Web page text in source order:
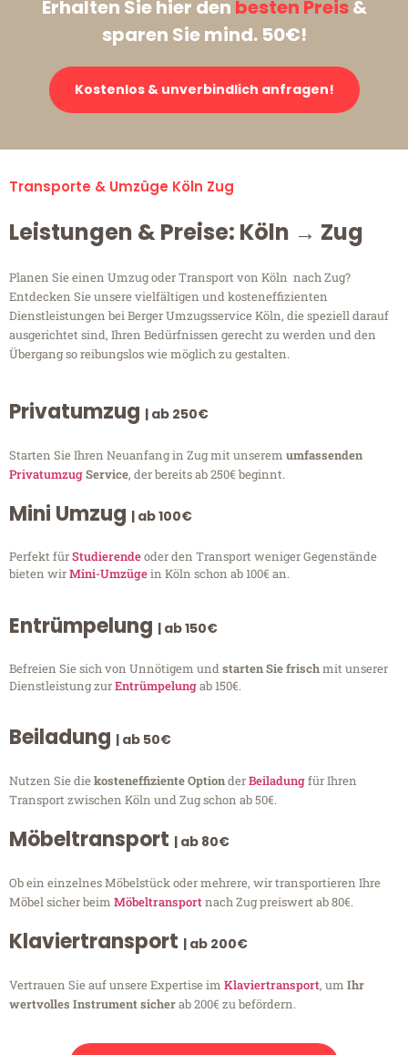
Erhalten Sie hier den besten Preis&
sparen Sie mind. 50€!
Kostenlos & unverbindlich anfragen!
Transporte & Umzüge Köln Zug
Leistungen & Preise: Köln → Zug
Planen Sie einen Umzug oder Transport von Köln nach Zug?
Entdecken Sie unsere vielfältigen und kosteneffizienten
Dienstleistungen bei Berger Umzugsservice Köln, die speziell darauf
ausgerichtet sind, Ihren Bedürfnissen gerecht zu werden und den
Übergang so reibungslos wie möglich zu gestalten.
Privatumzug | ab 250€
Starten Sie Ihren Neuanfang in Zug mit unserem umfassenden
PrivatumzugService, der bereits ab 250€ beginnt.
Mini Umzug | ab 100€
Perfekt fürStudierendeoder den Transport weniger Gegenstände
bieten wirMini-Umzügein Köln schon ab 100€ an.
Entrümpelung | ab 150€
Befreien Sie sich von Unnötigem undstarten Sie frischmit unserer
Dienstleistung zurEntrümpelungab 150€.
Beiladung | ab 50€
Nutzen Sie diekosteneffiziente OptionderBeiladungfür Ihren
Transport zwischen Köln und Zug schon ab 50€.
Möbeltransport | ab 80€
Ob ein einzelnes Möbelstück oder mehrere, wir transportieren Ihre
Möbel sicher beim Möbeltransportnach Zug preiswert ab 80€.
Klaviertransport | ab 200€
Vertrauen Sie auf unsere Expertise im Klaviertransport, um Ihr
wertvolles Instrument sicherab 200€ zu befördern.